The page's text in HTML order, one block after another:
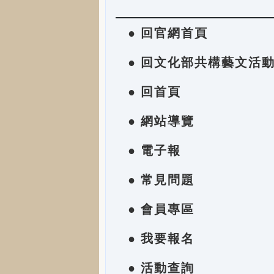
● 回官網首頁
● 回文化部共構藝文活
● 回首頁
● 網站導覽
● 電子報
● 常見問題
● 會員專區
● 我要報名
● 活動查詢